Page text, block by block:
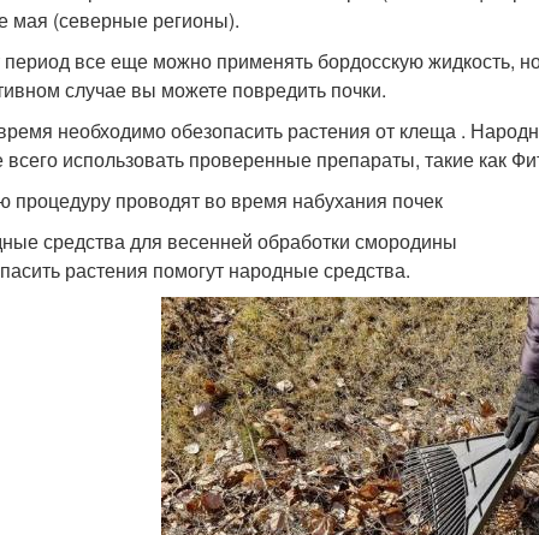
мая (северные регионы).
период все еще можно применять бордосскую жидкость,
случае вы можете повредить почки.
необходимо обезопасить растения от клеща .
использовать проверенные препараты, такие как
процедуру проводят во время набухания почек
средства для весенней обработки смородины
растения помогут народные средства.